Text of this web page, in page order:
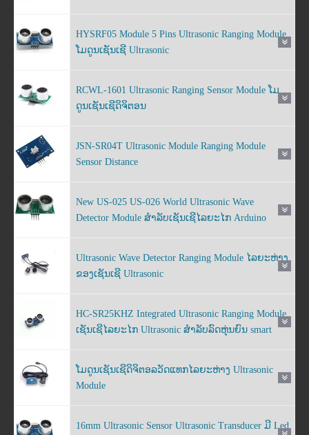
HYSRF05 Module 5 Pins Ultrasonic Ranging Module
ໂມດູນເຊັນເຊີ Ultrasonic
RCWL-1601 Ultrasonic Ranging Sensor Module ໂມ
ດູນເຊັນເຊີດິຈິຕອນ
JSN-SR04T Ultrasonic Module Ranging Module
Sensor Distance
New US-025 US-026 World Ultrasonic Wave
Detector Module ສໍາລັບເຊັນເຊີໄລຍະໄກ Arduino
Ultrasonic Wave Detector Ranging Module ໄລຍະຫ່າງ
ຂອງເຊັນເຊີ Ultrasonic
HC-SR25KHZ Integrated Ultrasonic Ranging Module
ເຊັນເຊີໄລຍະໄກ Ultrasonic ສໍາລັບລົດຫຸ່ນຍົນ smart
ໂມດູນເຊັນເຊີດິຈິຕອລວັດແທກໄລຍະຫ່າງ Ultrasonic
Module
16mm Ultrasonic Sensor Ultrasonic Transducer ມີ Led